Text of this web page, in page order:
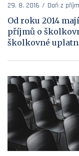
29. 8. 2016 Daň z
Od roku 2014
příjmů o
školkovné